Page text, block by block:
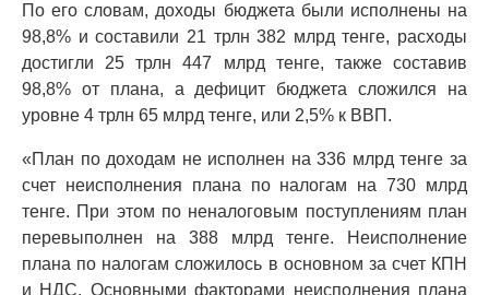
По его словам, доходы бюджета были исполнены на
98,8% и составили 21 трлн 382 млрд тенге, расходы
достигли 25 трлн 447 млрд тенге, также составив
98,8% от плана, а дефицит бюджета сложился на
уровне 4 трлн 65 млрд тенге, или 2,5% к ВВП.
«План по доходам не исполнен на 336 млрд тенге за
счет неисполнения плана по налогам на 730 млрд
тенге. При этом по неналоговым поступлениям план
перевыполнен на 388 млрд тенге. Неисполнение
плана по налогам сложилось в основном за счет КПН
и НДС. Основными факторами неисполнения плана